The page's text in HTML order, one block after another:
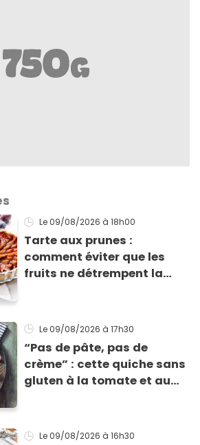
Le 09/08/2026 à 18h00
Tarte aux prunes :
comment éviter que les
fruits ne détrempent la
Le 09/08/2026 à 17h30
“Pas de pâte, pas de
crème” : cette quiche sans
gluten à la tomate et au
Le 09/08/2026 à 16h30